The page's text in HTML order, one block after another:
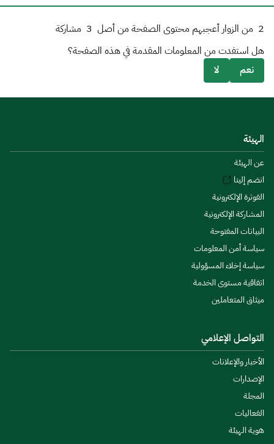
2 من الزوار أعجبهم محتوى الصفحة من أصل 3 مشاركة
هل استفدت من المعلومات المقدمة في هذه الصفحة؟
نعم
لا
الهيئة
عن الهيئة
انضم إلينا
الفوترة الإلكترونية
المشاركة الإلكترونية
البيانات المفتوحة
سياسة أمن المعلومات
سياسة إخلاء المسؤولية
اتفاقية مستوى الخدمة
ميثاق المتعاملين
التواصل الإعلامي
الأخبار والإعلانات
الإصدارات
المجلة
الفعاليات
هوية الهيئة